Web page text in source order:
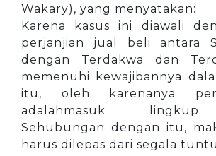
Wakary), yang menyatakan:
Karena kasus ini diawali
perjanjian jual beli antara
dengan Terdakwa dan
memenuhi kewajibannya
itu, oleh karenanya
adalahmasuk
Sehubungan dengan itu,
harus dilepas dari segala